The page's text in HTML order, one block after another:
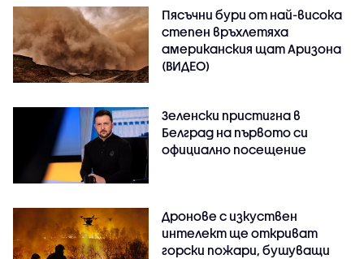
Пясъчни бури от най-висока
степен връхлетяха
американския щат Аризона
(ВИДЕО)
Зеленски пристигна в
Белград на първото си
официално посещение
Дронове с изкуствен
интелект ще откриват
горски пожари, бушуващи